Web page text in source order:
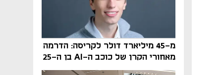
מ-45 מיליארד דולר לקריסה: הדרמה
מאחורי הקרן של כוכב ה-AI בן ה-25